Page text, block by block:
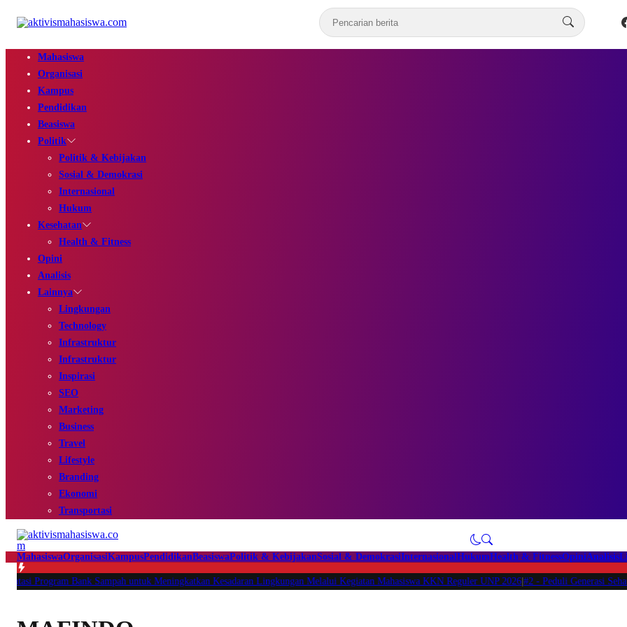
Mahasiswa
Organisasi
Kampus
Pendidikan
Beasiswa
Politik
Politik & Kebijakan
Sosial & Demokrasi
Internasional
Hukum
Kesehatan
Health & Fitness
Opini
Analisis
Lainnya
Lingkungan
Technology
Infrastruktur
Infrastruktur
Inspirasi
SEO
Marketing
Business
Travel
Lifestyle
Branding
Ekonomi
Transportasi
MahasiswaOrganisasiKampusPendidikanBeasiswaPolitik & KebijakanSosial & DemokrasiInternasionalHukumHealth & FitnessOpiniAnalisis
Bank Sampah untuk Meningkatkan Kesadaran Lingkungan Melalui Kegiatan Mahasiswa KKN Reguler UNP 2026|#2 -Peduli Generasi Sehat,